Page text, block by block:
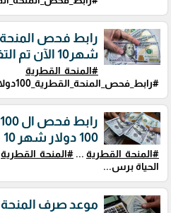
شهر10 الآن تم التفعيل
#المنحة_القطرية
#رابط_فحص_المنحة_القطرية_100دولار ...
100 دولار شهر 10
#المنحة_القطرية ... #المنحة_القطرية
الحياة برس...